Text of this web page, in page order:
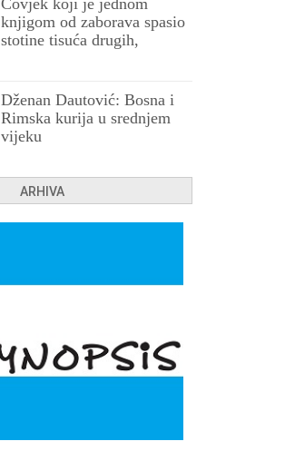
Čovjek koji je jednom
knjigom od zaborava spasio
stotine tisuća drugih,
Dženan Dautović: Bosna i
Rimska kurija u srednjem
vijeku
ARHIVA